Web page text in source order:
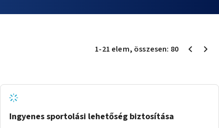
1-21 elem, összesen: 80
Ingyenes sportolási lehetőség biztosítása